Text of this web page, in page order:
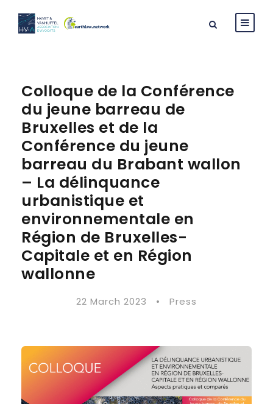
Colloque de la Conférence
du jeune barreau de
Bruxelles et de la
Conférence du jeune
barreau du Brabant wallon
– La délinquance
urbanistique et
environnementale en
Région de Bruxelles-
Capitale et en Région
wallonne
22 March 2023 • Press